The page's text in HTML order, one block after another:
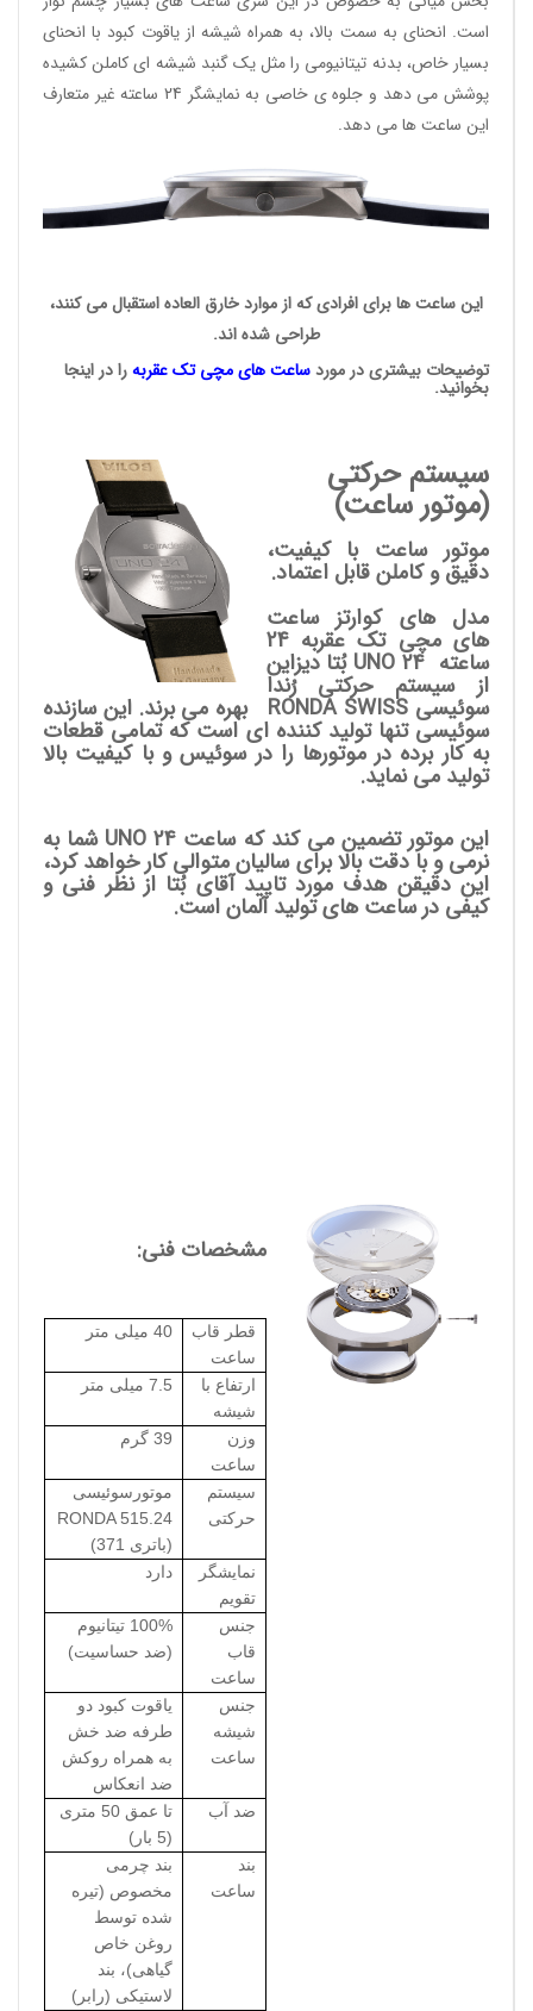
است. انحنای به سمت بالا، به همراه شیشه از یاقوت کبود با انحنای
بسیار خاص، بدنه تیتانیومی را مثل یک گنبد شیشه ای کاملن کشیده
پوشش می دهد و جلوه ی خاصی به نمایشگر 24 ساعته غیر متعارف
این ساعت ها می دهد.
این ساعت ها برای افرادی که از موارد خارق العاده استقبال می کنند،
طراحی شده اند.
توضیحات بیشتری در موردساعت های مچی تک عقربهرا در اینجا
بخوانید.
سیستم حرکتی
(موتور ساعت)
موتور ساعت با کیفیت،
دقیق و کاملن قابل اعتماد.
مدل های کوارتز ساعت
های مچی تک عقربه 24
ساعته UNO 24 بُتا دیزاین
از سیستم حرکتی رُندا
سوئیسی RONDA SWISS بهره می برند. این سازنده
سوئیسی تنها تولید کننده ای است که تمامی قطعات
به کار برده در موتورها را در سوئیس و با کیفیت بالا
تولید می نماید.
این موتور تضمین می کند که ساعت UNO 24 شما به
نرمی و با دقت بالا برای سالیان متوالی کار خواهد کرد،
این دقیقن هدف مورد تایید آقای بُتا از نظر فنی و
کیفی در ساعت های تولید آلمان است.
مشخصات فنی:
قطر قاب
ساعت
40 میلی متر
ارتفاع با
شیشه
7.5 میلی متر
وزن
ساعت
39 گرم
سیستم
حرکتی
موتورسوئیسی
RONDA 515.24
(باتری 371)
نمایشگر
تقویم
دارد
جنس
قاب
ساعت
100% تیتانیوم
(ضد حساسیت)
جنس
شیشه
ساعت
یاقوت کبود دو
طرفه ضد خش
به همراه روکش
ضد انعکاس
ضد آب
تا عمق 50 متری
(5 بار)
بند
ساعت
بند چرمی
مخصوص (تیره
شده توسط
روغن خاص
گیاهی)، بند
لاستیکی (رابر)